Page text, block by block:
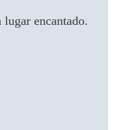
lugar encantado.